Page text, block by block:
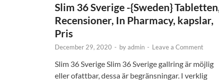
Slim 36 Sverige -{Sweden}
Recensioner, In Pharmacy, kapslar,
Pris
December 29, 2020 - byadmin - Leave a Comment
Slim 36 Sverige Slim 36 Sverige gallring är möjlig
eller ofattbar, dessa är begränsningar. I verklig